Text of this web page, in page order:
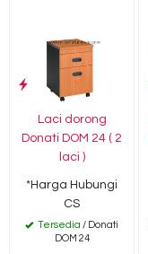
Laci dorong
Donati DOM 24 ( 2
laci )
*Harga Hubungi
CS
Tersedia / Donati
DOM 24